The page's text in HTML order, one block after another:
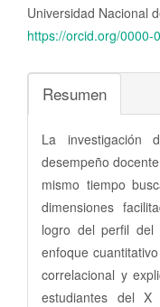
Universidad Nacional
https://orcid.org/0000-
Resumen
La investigación
desempeño
mismo tiempo
dimensiones
logro del perfil del
enfoque
correlacional y
estudiantes del